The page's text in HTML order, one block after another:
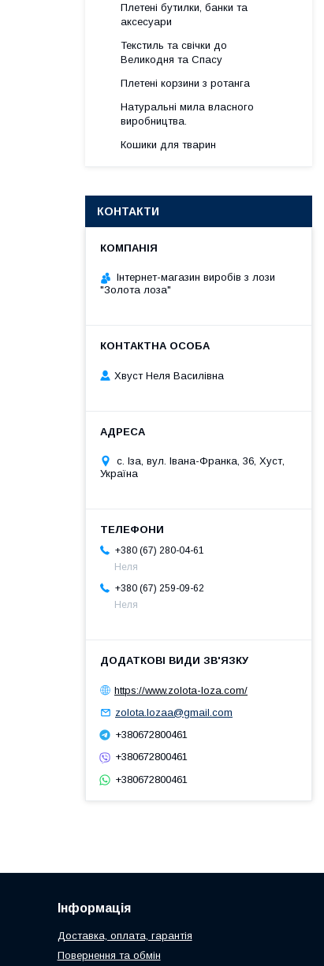
Плетені бутилки, банки та
аксесуари
Текстиль та свічки до
Великодня та Спасу
Плетені корзини з ротанга
Натуральні мила власного
виробництва.
Кошики для тварин
КОНТАКТИ
Інтернет-магазин виробів з лози
"Золота лоза"
Хвуст Неля Василівна
с. Іза, вул. Івана-Франка, 36, Хуст,
Україна
+380 (67) 280-04-61
Неля
+380 (67) 259-09-62
Неля
https://www.zolota-loza.com/
zolota.lozaa@gmail.com
+380672800461
+380672800461
+380672800461
Інформація
Доставка, оплата, гарантія
Повернення та обмін